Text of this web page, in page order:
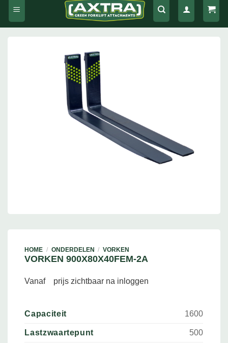
HOME / ONDERDELEN / VORKEN
VORKEN 900X80X40FEM-2A
Vanaf prijs zichtbaar na inloggen
Capaciteit 1600
Lastzwaartepunt 500